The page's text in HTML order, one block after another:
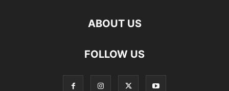
ABOUT US
FOLLOW US